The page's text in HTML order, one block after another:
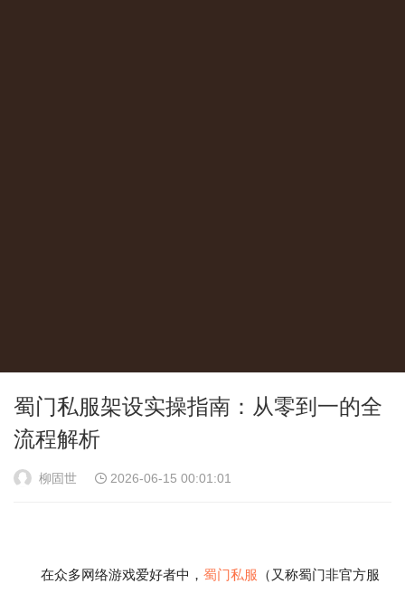
蜀门私服架设实操指南：从零到一的全
流程解析
柳固世 2026-06-15 00:01:01
在众多网络游戏爱好者中， 蜀门私服 （又称蜀门非官方服